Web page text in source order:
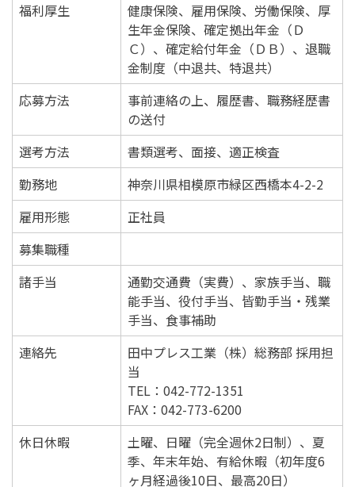
福利厚生
健康保険、雇用保険、労働保険、厚
生年金保険、確定拠出年金（Ｄ
Ｃ）、確定給付年金（ＤＢ）、退職
金制度（中退共、特退共）
応募方法
事前連絡の上、履歴書、職務経歴書
の送付
選考方法
書類選考、面接、適正検査
勤務地
神奈川県相模原市緑区西橋本4-2-2
雇用形態
正社員
募集職種
諸手当
通勤交通費（実費）、家族手当、職
能手当、役付手当、皆勤手当・残業
手当、食事補助
連絡先
田中プレス工業（株）総務部 採用担
当
TEL：042-772-1351
FAX：042-773-6200
休日休暇
土曜、日曜（完全週休2日制）、夏
季、年末年始、有給休暇（初年度6
ヶ月経過後10日、最高20日）